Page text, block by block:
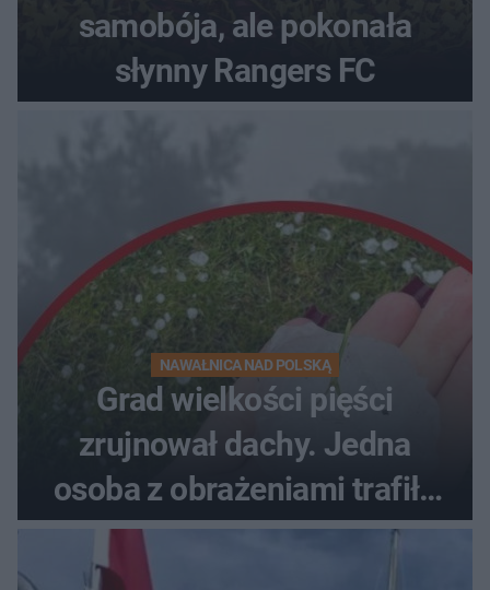
samobója, ale pokonała
słynny Rangers FC
NAWAŁNICA NAD POLSKĄ
Grad wielkości pięści
zrujnował dachy. Jedna
osoba z obrażeniami trafiła
do szpitala